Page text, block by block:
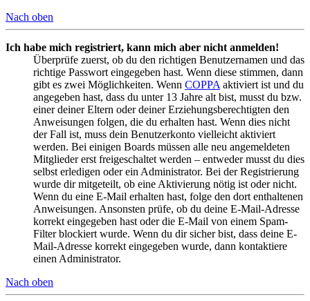
Nach oben
Ich habe mich registriert, kann mich aber nicht anmelden!
Überprüfe zuerst, ob du den richtigen Benutzernamen und das
richtige Passwort eingegeben hast. Wenn diese stimmen, dann
gibt es zwei Möglichkeiten. Wenn COPPA aktiviert ist und du
angegeben hast, dass du unter 13 Jahre alt bist, musst du bzw.
einer deiner Eltern oder deiner Erziehungsberechtigten den
Anweisungen folgen, die du erhalten hast. Wenn dies nicht
der Fall ist, muss dein Benutzerkonto vielleicht aktiviert
werden. Bei einigen Boards müssen alle neu angemeldeten
Mitglieder erst freigeschaltet werden – entweder musst du dies
selbst erledigen oder ein Administrator. Bei der Registrierung
wurde dir mitgeteilt, ob eine Aktivierung nötig ist oder nicht.
Wenn du eine E-Mail erhalten hast, folge den dort enthaltenen
Anweisungen. Ansonsten prüfe, ob du deine E-Mail-Adresse
korrekt eingegeben hast oder die E-Mail von einem Spam-
Filter blockiert wurde. Wenn du dir sicher bist, dass deine E-
Mail-Adresse korrekt eingegeben wurde, dann kontaktiere
einen Administrator.
Nach oben